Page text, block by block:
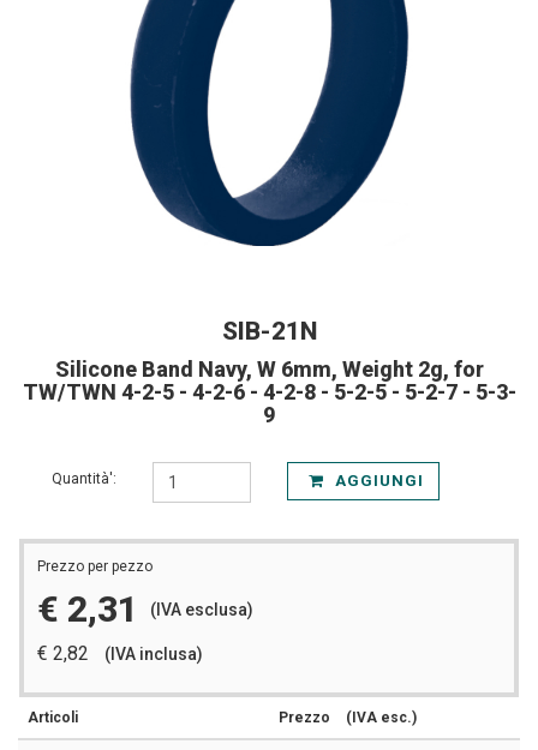
SIB-21N
Silicone Band Navy, W 6mm, Weight 2g, for
TW/TWN 4-2-5 - 4-2-6 - 4-2-8 - 5-2-5 - 5-2-7 - 5-3-
9
Quantità': AGGIUNGI
Prezzo per pezzo
€ 2,31 (IVA esclusa)
€ 2,82 (IVA inclusa)
Articoli Prezzo (IVA esc.)